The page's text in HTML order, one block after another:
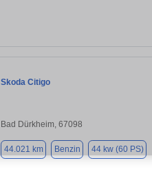
Skoda Citigo
Bad Dürkheim, 67098
44.021 km Benzin 44 kw (60 PS)